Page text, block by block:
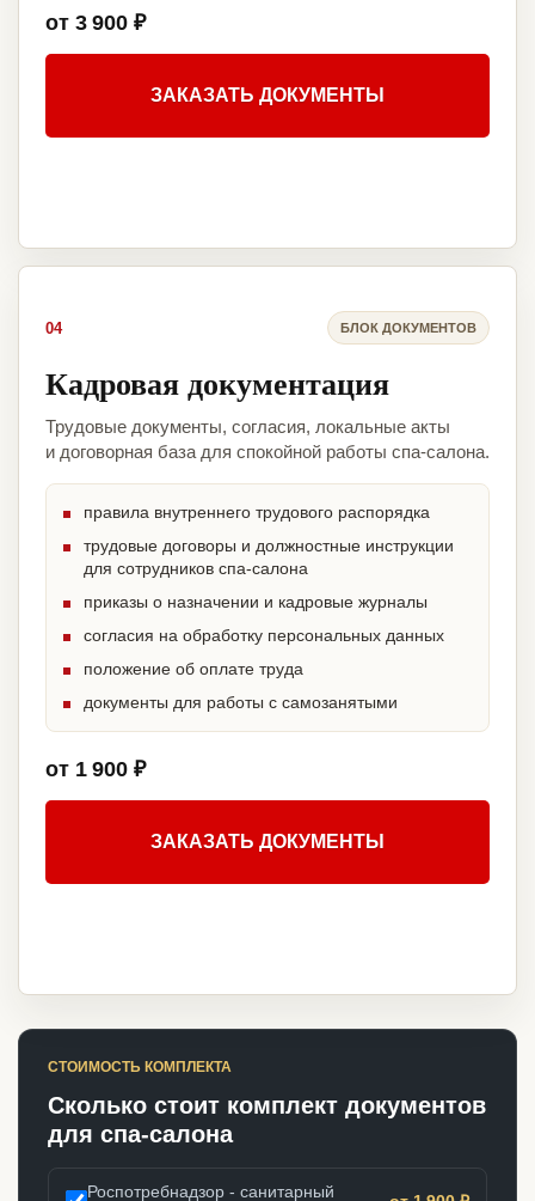
от 3 900 ₽
ЗАКАЗАТЬ ДОКУМЕНТЫ
04 БЛОК ДОКУМЕНТОВ
Кадровая документация
Трудовые документы, согласия, локальные акты
и договорная база для спокойной работы спа-салона.
правила внутреннего трудового распорядка
трудовые договоры и должностные инструкции
для сотрудников спа-салона
приказы о назначении и кадровые журналы
согласия на обработку персональных данных
положение об оплате труда
документы для работы с самозанятыми
от 1 900 ₽
ЗАКАЗАТЬ ДОКУМЕНТЫ
СТОИМОСТЬ КОМПЛЕКТА
Сколько стоит комплект документов
для спа-салона
Роспотребнадзор - санитарный